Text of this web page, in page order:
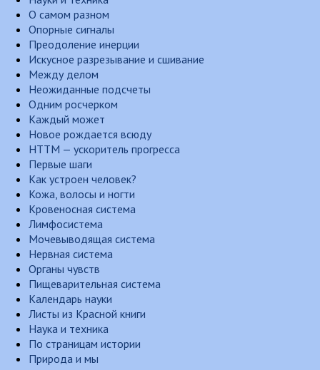
О самом разном
Опорные сигналы
Преодоление инерции
Искусное разрезывание и сшивание
Между делом
Неожиданные подсчеты
Одним росчерком
Каждый может
Новое рождается всюду
НТТМ — ускоритель прогресса
Первые шаги
Как устроен человек?
Кожа, волосы и ногти
Кровеносная система
Лимфосистема
Мочевыводящая система
Нервная система
Органы чувств
Пищеварительная система
Календарь науки
Листы из Красной книги
Наука и техника
По страницам истории
Природа и мы